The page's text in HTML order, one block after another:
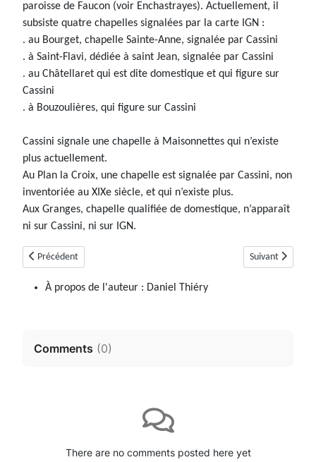
paroisse de Faucon (voir Enchastrayes). Actuellement, il
subsiste quatre chapelles signalées par la carte IGN :
. au Bourget, chapelle Sainte-Anne, signalée par Cassini
. à Saint-Flavi, dédiée à saint Jean, signalée par Cassini
. au Châtellaret qui est dite domestique et qui figure sur
Cassini
. à Bouzoulières, qui figure sur Cassini
Cassini signale une chapelle à Maisonnettes qui n’existe
plus actuellement.
Au Plan la Croix, une chapelle est signalée par Cassini, non
inventoriée au XIXe siècle, et qui n’existe plus.
Aux Granges, chapelle qualifiée de domestique, n’apparaît
ni sur Cassini, ni sur IGN.
Article précédent : Estoublon
Précédent Article suivant :
Suivant
À propos de l'auteur : Daniel Thiéry
Comments (0)
There are no comments posted here yet